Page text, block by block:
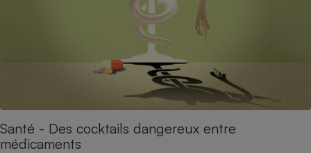
Santé - Des cocktails dangereux entre
médicaments